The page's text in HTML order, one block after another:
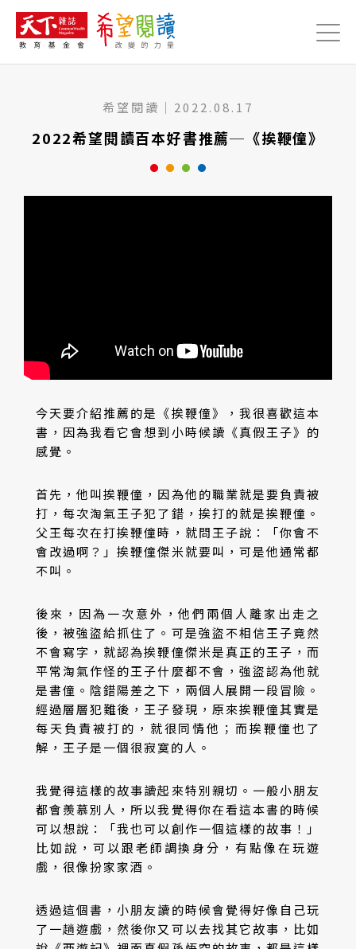
Jump to Navigation
Jump to Main content
希望閱讀 ｜ 2022.08.17
2022希望閱讀百本好書推薦─《挨鞭僮》
今天要介紹推薦的是《挨鞭僮》，我很喜歡這本
書，因為我看它會想到小時候讀《真假王子》的
感覺。
首先，他叫挨鞭僮，因為他的職業就是要負責被
打，每次淘氣王子犯了錯，挨打的就是挨鞭僮。
父王每次在打挨鞭僮時，就問王子說：「你會不
會改過啊？」挨鞭僮傑米就要叫，可是他通常都
不叫。
後來，因為一次意外，他們兩個人離家出走之
後，被強盜給抓住了。可是強盜不相信王子竟然
不會寫字，就認為挨鞭僮傑米是真正的王子，而
平常淘氣作怪的王子什麼都不會，強盜認為他就
是書僮。陰錯陽差之下，兩個人展開一段冒險。
經過層層犯難後，王子發現，原來挨鞭僮其實是
每天負責被打的，就很同情他；而挨鞭僮也了
解，王子是一個很寂寞的人。
我覺得這樣的故事讀起來特別親切。一般小朋友
都會羨慕別人，所以我覺得你在看這本書的時候
可以想說：「我也可以創作一個這樣的故事！」
比如說，可以跟老師調換身分，有點像在玩遊
戲，很像扮家家酒。
透過這個書，小朋友讀的時候會覺得好像自己玩
了一趟遊戲，然後你又可以去找其它故事，比如